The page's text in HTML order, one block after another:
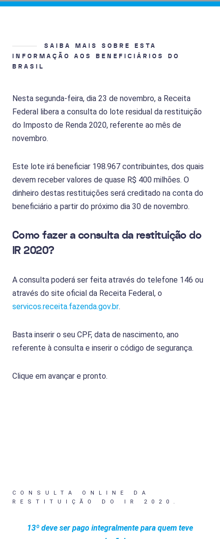
SAIBA MAIS SOBRE ESTA
INFORMAÇÃO AOS BENEFICIÁRIOS DO
BRASIL
Nesta segunda-feira, dia 23 de novembro, a Receita
Federal libera a consulta do lote residual da restituição
do Imposto de Renda 2020, referente ao mês de
novembro.
Este lote irá beneficiar 198.967 contribuintes, dos quais
devem receber valores de quase R$ 400 milhões. O
dinheiro destas restituições será creditado na conta do
beneficiário a partir do próximo dia 30 de novembro.
Como fazer a consulta da restituição do
IR 2020?
A consulta poderá ser feita através do telefone 146 ou
através do site oficial da Receita Federal, o
servicos.receita.fazenda.gov.br.
Basta inserir o seu CPF, data de nascimento, ano
referente à consulta e inserir o código de segurança.
Clique em avançar e pronto.
CONSULTA ONLINE DA
RESTITUIÇÃO DO IR 2020.
13º deve ser pago integralmente para quem teve